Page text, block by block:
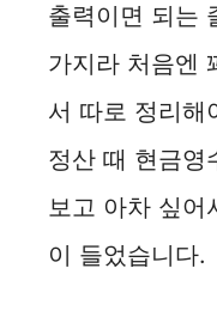
출력이면 되는
가지라 처음엔
서 따로 정리해
정산 때 현금영
보고 아차 싶어
이 들었습니다.